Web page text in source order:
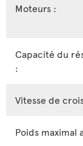
Moteurs :
Capacité du
:
Vitesse de
Poids maximal